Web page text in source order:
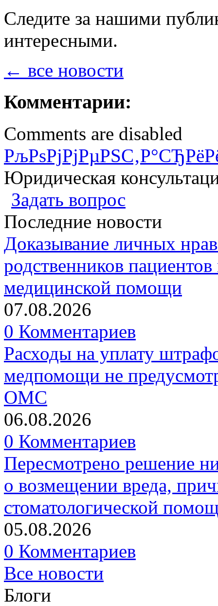
Следите за нашими
интересными.
← все новости
Комментарии:
Comments are disabled
Юридическая
Задать вопрос
Последние новости
Доказывание личных
родственников
медицинской помощи
07.08.2026
0 Комментариев
Расходы на уплату
медпомощи не
ОМС
06.08.2026
0 Комментариев
Пересмотрено решение
о возмещении вреда,
стоматологической
05.08.2026
0 Комментариев
Все новости
Блоги